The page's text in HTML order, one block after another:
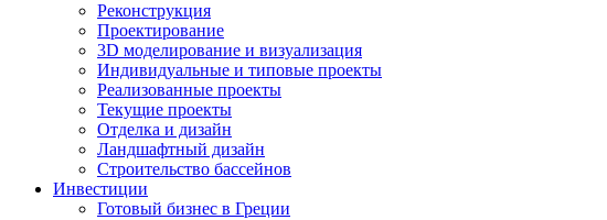
Реконструкция
Проектирование
3D моделирование и визуализация
Индивидуальные и типовые проекты
Реализованные проекты
Текущие проекты
Отделка и дизайн
Ландшафтный дизайн
Строительство бассейнов
Инвестиции
Готовый бизнес в Греции